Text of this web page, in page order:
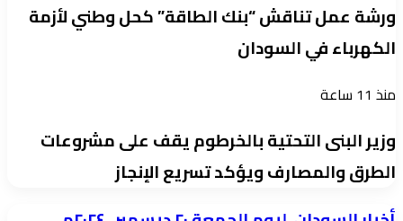
ورشة عمل تناقش “بنك الطاقة” كحل وطني لأزمة
الكهرباء في السودان
منذ 11 ساعة
وزير البنى التحتية بالخرطوم يقف على مشروعات
الطرق والمصارف ويؤكد تسريع الإنجاز